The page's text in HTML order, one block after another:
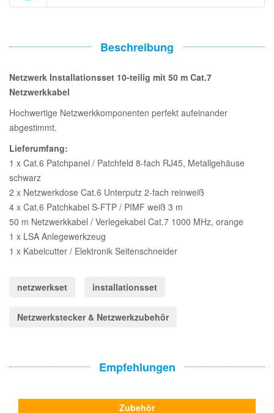
Beschreibung
Netzwerk Installationsset 10-teilig mit 50 m Cat.7
Netzwerkkabel
Hochwertige Netzwerkkomponenten perfekt aufeinander
abgestimmt.
Lieferumfang:
1 x Cat.6 Patchpanel / Patchfeld 8-fach RJ45, Metallgehäuse
schwarz
2 x Netzwerkdose Cat.6 Unterputz 2-fach reinweiß
4 x Cat.6 Patchkabel S-FTP / PIMF weiß 3 m
50 m Netzwerkkabel / Verlegekabel Cat.7 1000 MHz, orange
1 x LSA Anlegewerkzeug
1 x Kabelcutter / Elektronik Seitenschneider
netzwerkset installationsset
Netzwerkstecker & Netzwerkzubehör
Empfehlungen
Zubehör